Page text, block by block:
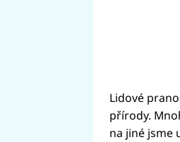
Lidové
přírody.
na jiné jsme